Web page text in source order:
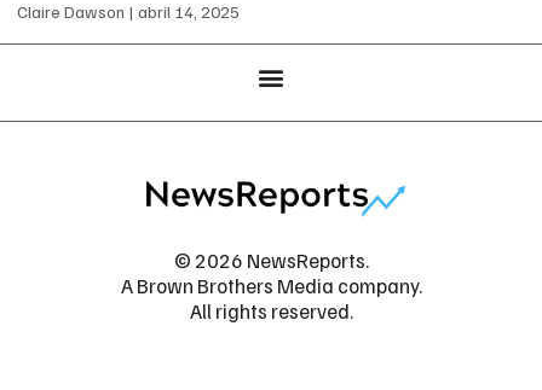
Claire Dawson abril 14, 2025
© 2026 NewsReports.
A Brown Brothers Media company.
All rights reserved.